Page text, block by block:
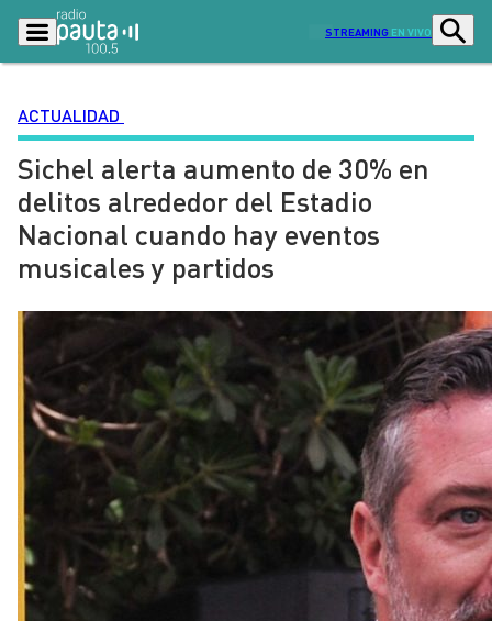
STREAMING EN VIVO
Podcasts Programas
Lo Último
Ciudad
Radio en vivo
Tendencias Deportes
Entretención y Cultura Opinión
Dato en Pauta Señal 2
Contenido Patrocinado
ACTUALIDAD
Sichel alerta aumento de 30% en
delitos alrededor del Estadio
Nacional cuando hay eventos
musicales y partidos